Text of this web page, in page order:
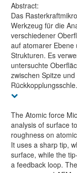
Abstract:
Das
Werkzeug für die
verschiedener
auf atomarer
Strukturen. Es
untersuchte
zwischen Spitze
The Atomic force
analysis of surface
roughness on
It uses a sharp tip,
surface, while the
a feedback loop.